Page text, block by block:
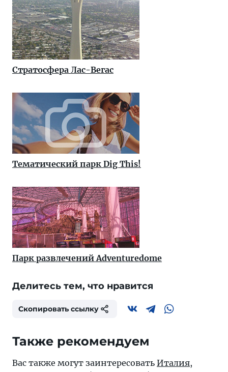
Стратосфера Лас-Вегас
Тематический парк Dig This!
Парк развлечений Adventuredome
Делитесь тем, что нравится
Скопировать ссылку
Также рекомендуем
Вас также могут заинтересовать Италия,